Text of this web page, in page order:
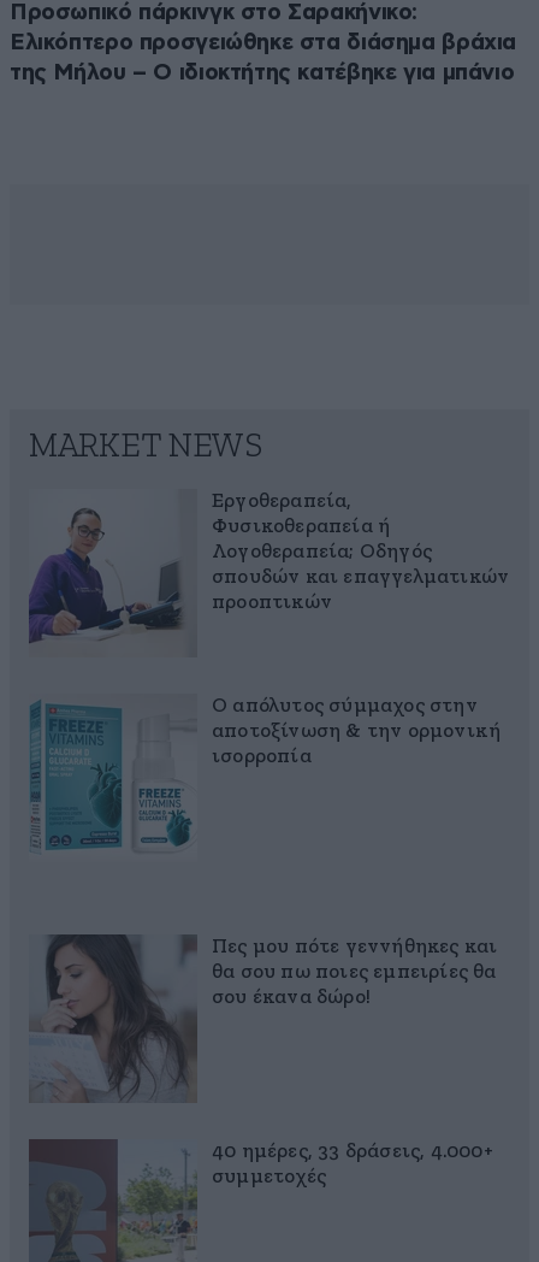
Προσωπικό πάρκινγκ στο Σαρακήνικο:
Ελικόπτερο προσγειώθηκε στα διάσημα βράχια
της Μήλου – Ο ιδιοκτήτης κατέβηκε για μπάνιο
MARKET NEWS
Εργοθεραπεία,
Φυσικοθεραπεία ή
Λογοθεραπεία; Οδηγός
σπουδών και επαγγελματικών
προοπτικών
Ο απόλυτος σύμμαχος στην
αποτοξίνωση & την ορμονική
ισορροπία
Πες μου πότε γεννήθηκες και
θα σου πω ποιες εμπειρίες θα
σου έκανα δώρο!
40 ημέρες, 33 δράσεις, 4.000+
συμμετοχές